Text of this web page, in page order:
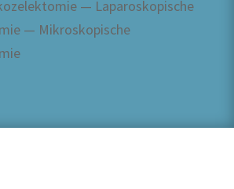
— Laparoskopische
— Mikroskopische
haben, so melden Sie
sich bitte einfach
telefonisch unter:
(+49) 30 - 23 93 79 04.
Unsere persönliche
Beratung für die
Selbstzahler genitale
aufmerksam machen,
dass private und
Selbstzahler Beratung